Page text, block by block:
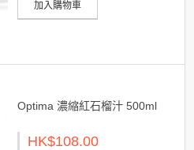
加入購物車
Optima 濃縮紅石榴汁 500ml
HK$108.00